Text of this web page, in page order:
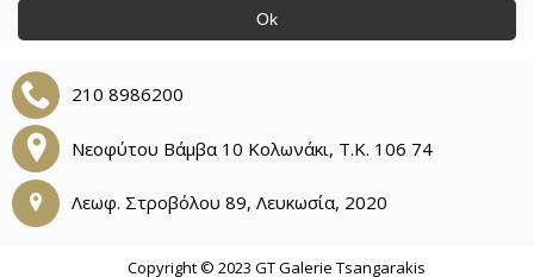
Ok
210 8986200
Νεοφύτου Βάμβα 10 Κολωνάκι, Τ.Κ. 106 74
Λεωφ. Στροβόλου 89, Λευκωσία, 2020
Copyright © 2023 GT Galerie Tsangarakis